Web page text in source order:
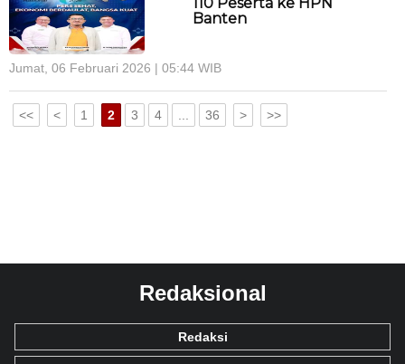
Banten
Jumat, 06 Februari 2026 | 05:44 WIB
<< < 1 2 3 4 36 > >>
Redaksional
Redaksi